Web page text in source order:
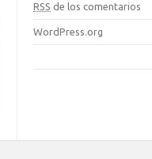
RSS de los comentarios
WordPress.org